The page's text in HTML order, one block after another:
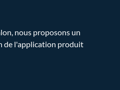
nous proposons un
de l'application produit